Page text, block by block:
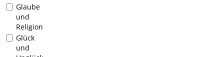
Glaube
und
Religion
Glück
und